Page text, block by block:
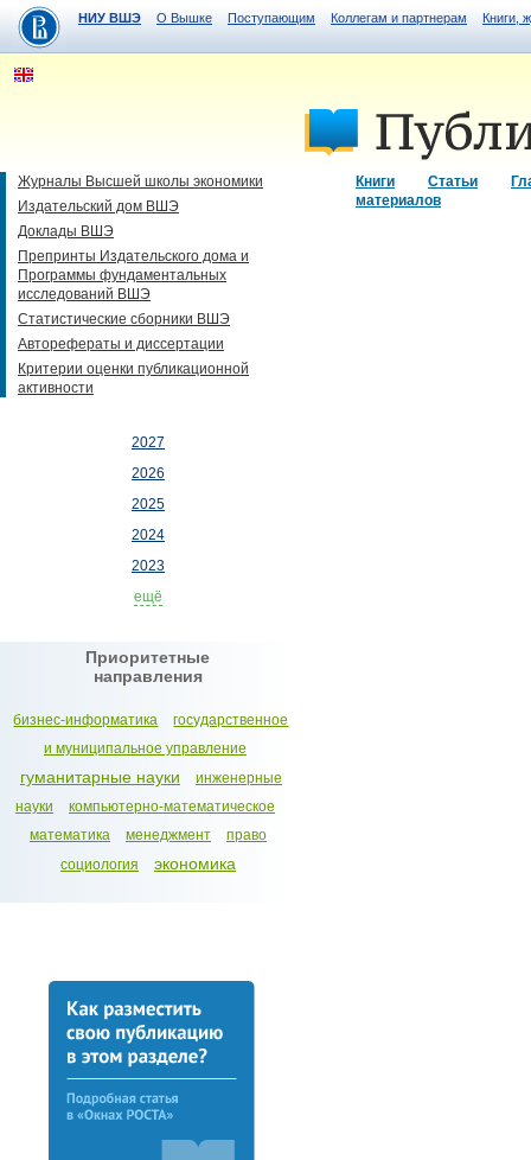
НИУ ВШЭ О Вышке Поступающим Коллегам и партнерам Книги,
Книги Статьи
материалов
Журналы Высшей школы экономики
Издательский дом ВШЭ
Доклады ВШЭ
Препринты Издательского дома и
Программы фундаментальных
исследований ВШЭ
Статистические сборники ВШЭ
Авторефераты и диссертации
Критерии оценки публикационной
активности
2027
2026
2025
2024
2023
ещё
Приоритетные
направления
бизнес-информатика
государственное
и муниципальное управление
гуманитарные науки
инженерные
науки
компьютерно-математическое
математика
менеджмент
право
социология
экономика